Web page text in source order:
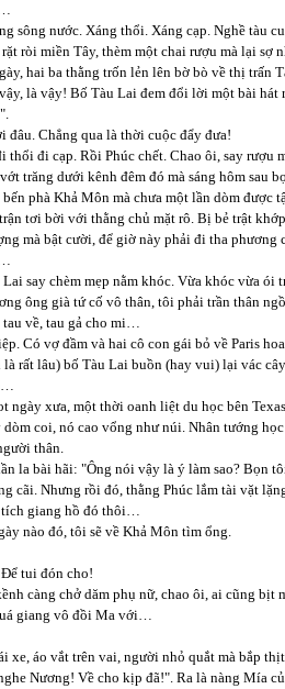
sông nước. Xáng thổi. Xáng cạp. Nghề tàu
ròi miền Tây, thèm một chai rượu mà lại sợ
hai ba thằng trốn lẻn lên bờ bò về thị trấn
là vậy! Bố Tàu Lai đem đổi lời một bài
đâu. Chẳng qua là thời cuộc đẩy đưa!
thổi đi cạp. Rồi Phúc chết. Chao ôi, say
trăng dưới kênh đêm đó mà sáng hôm sau
phà Khả Môn mà chưa một lần dòm
tơi bời với thằng chủ mặt rô. Bị bẻ trật
mà bật cười, để giờ này phải đi tha phương
say chèm mẹp nằm khóc. Vừa khóc vừa
ông già tứ cố vô thân, tôi phải trần thân
tau về, tau gả cho mi…
Có vợ đầm và hai cô con gái bỏ về Paris
rất lâu) bố Tàu Lai buồn (hay vui) lại vác
ngày xưa, một thời oanh liệt du học bên
dòm coi, nó cao vổng như núi. Nhân tướng
thân.
la bài hãi: "Ông nói vậy là ý làm sao? Bọn
cãi. Nhưng rồi đó, thằng Phúc lắm tài vặt
tích giang hồ đó thôi…
nào đó, tôi sẽ về Khả Môn tìm ổng.
tui đón cho!
càng chở dăm phụ nữ, chao ôi, ai cũng bịt
giang vô đồi Ma với…
xe, áo vắt trên vai, người nhỏ quắt mà bắp
Nương! Về cho kịp đã!". Ra là nàng Mía